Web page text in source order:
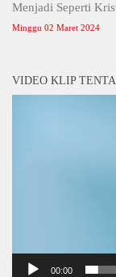
Menjadi Seperti
Minggu 02 Maret 2024
VIDEO KLIP
00:00